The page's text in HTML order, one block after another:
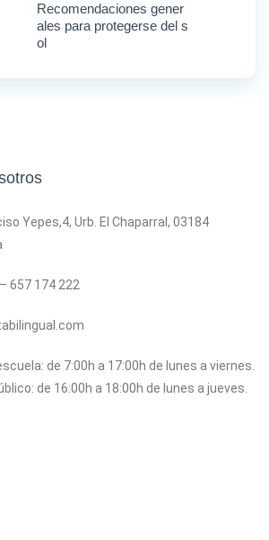
Recomendaciones gener
ales para protegerse del s
ol
Yepes,4, Urb. El Chaparral, 03184
657 174 222
de 7:00h a 17:00h de lunes a viernes.
de 16:00h a 18:00h de lunes a jueves.